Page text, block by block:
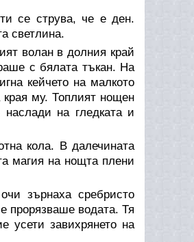
се струва, че е ден.
светлина.
волан в долния край
с бялата тъкан. На
кейчето на малкото
му. Топлият нощен
на гледката и
кола. В далечината
магия на нощта плени
зърнаха сребристо
прорязваше водата. Тя
усети завихрянето на